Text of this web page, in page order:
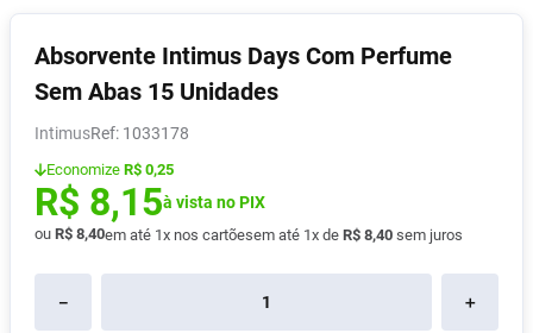
Absorvente Intimus Days Com Perfume
Sem Abas 15 Unidades
Intimus : 1033178
Economize R$ 0,25
R$ 8,15à vista no PIX
ou R$ 8,40em até 1x nos cartõesem até 1x de R$ 8,40 sem juros
＋
－
5º Fralda G
6º Shampoo
7º Desodorante
8º Absorvente
9º Lavitan
10 º Vitamina D